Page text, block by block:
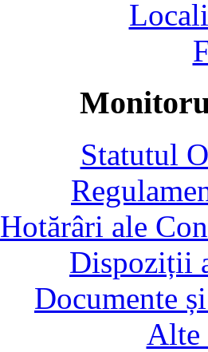
Statutul
Hotărâri ale
Dispoziții
Documente
Alte